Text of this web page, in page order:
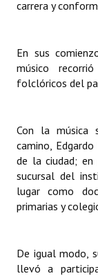
Premio al
Mujeres que
Ciudadano
Banca del
Huéspedes de
Antiguos
Bariloche,
carrera y
En sus
músico
folclóricos del
Con la música
camino,
de la ciudad;
sucursal del
lugar como
primarias y
De igual modo,
llevó a